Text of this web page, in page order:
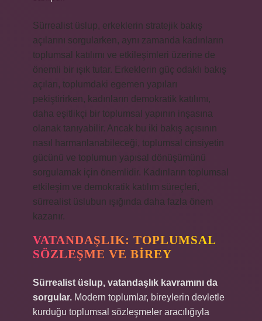
Sürrealist üslup, erkeklerin stratejik bakış
açılarını sorgularken, aynı zamanda kadınların
toplumsal katılımı ve etkileşimleri üzerine de
önemli bir ışık tutar. Erkeklerin güç odaklı bakış
açıları, toplumdaki egemen yapıları
pekiştirirken, kadınların demokratik katılımı,
daha eşitlikçi bir toplumsal yapının inşasına
olanak tanıyabilir. Ancak bu iki bakış açısının
nasıl harmanlanabileceği, toplumsal cinsiyetin
gücünü ve toplumun yapısal dönüşümünü
sorgulamak için önemlidir. Kadınların toplumsal
etkileşim ve demokratik katılım süreçleri,
sürrealist üslubun ışığında daha fazla önem
kazanır.
VATANDAŞLIK: TOPLUMSAL
SÖZLEŞME VE BIREY
Sürrealist üslup, vatandaşlık kavramını da
sorgular. Modern toplumlar, bireylerin devletle
kurduğu toplumsal sözleşmeler aracılığıyla